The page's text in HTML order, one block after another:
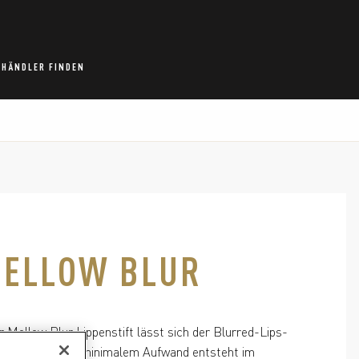
HÄNDLER FINDEN
BLUR
Mellow Blur Lippenstift lässt sich der Blurred-Lips-
Dank minimalem Aufwand entsteht im